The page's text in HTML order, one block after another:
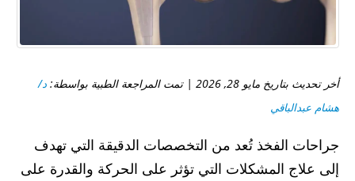
أخر تحديث بتاريخ مايو 28, 2026 | تمت المراجعة الطبية بواسطة:
د/
هشام عبدالباقي
جراحات الفخذ تُعد من التخصصات الدقيقة التي تهدف
إلى علاج المشكلات التي تؤثر على الحركة والقدرة على